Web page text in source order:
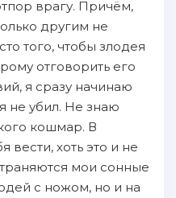
врагу. Причём,
другим не
того, чтобы злодея
отговорить его
я сразу начинаю
не убил. Не знаю
кошмар. В
вести, хоть это и не
мои сонные
с ножом, но и на